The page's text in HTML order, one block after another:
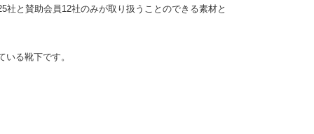
と賛助会員12社のみが取り扱うことのできる素材と
いる靴下です。